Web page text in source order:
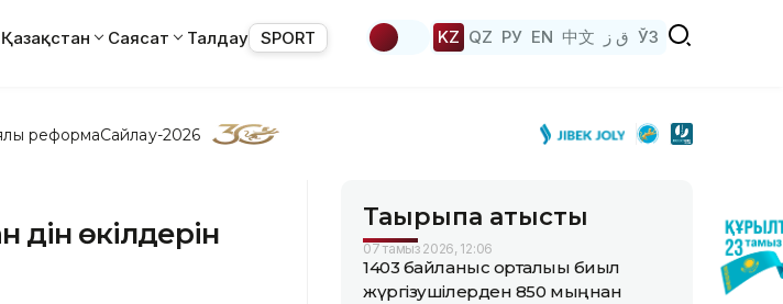
Қазақстан Саясат Талдау SPORT KZ QZ РУ EN 中文 ق ز ЎЗ
реформаСайлау-2026
дін өкілдерін
Тақырыпқа қатысты
07 тамыз 2026, 12:06
1403 байланыс орталығы биыл
жүргізушілерден 850 мыңнан